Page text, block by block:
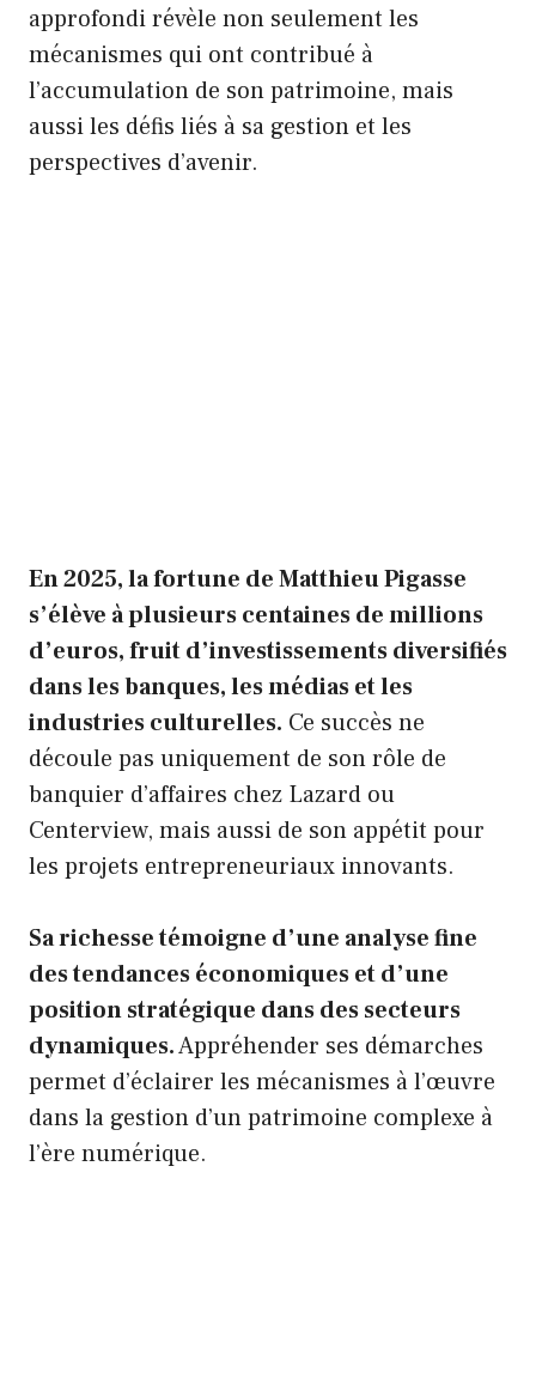
approfondi révèle non seulement les
mécanismes qui ont contribué à
l’accumulation de son patrimoine, mais
aussi les défis liés à sa gestion et les
perspectives d’avenir.
En 2025, la fortune de Matthieu Pigasse
s’élève à plusieurs centaines de millions
d’euros, fruit d’investissements diversifiés
dans les banques, les médias et les
industries culturelles. Ce succès ne
découle pas uniquement de son rôle de
banquier d’affaires chez Lazard ou
Centerview, mais aussi de son appétit pour
les projets entrepreneuriaux innovants.
Sa richesse témoigne d’une analyse fine
des tendances économiques et d’une
position stratégique dans des secteurs
dynamiques.Appréhender ses démarches
permet d’éclairer les mécanismes à l’œuvre
dans la gestion d’un patrimoine complexe à
l’ère numérique.